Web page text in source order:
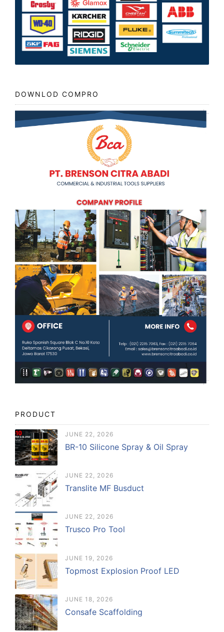
DOWNLOD COMPRO
PRODUCT
JUNE 22, 2026
BR-10 Silicone Spray & Oil Spray
JUNE 22, 2026
Translite MF Busduct
JUNE 22, 2026
Trusco Pro Tool
JUNE 19, 2026
Topmost Explosion Proof LED
JUNE 18, 2026
Consafe Scaffolding